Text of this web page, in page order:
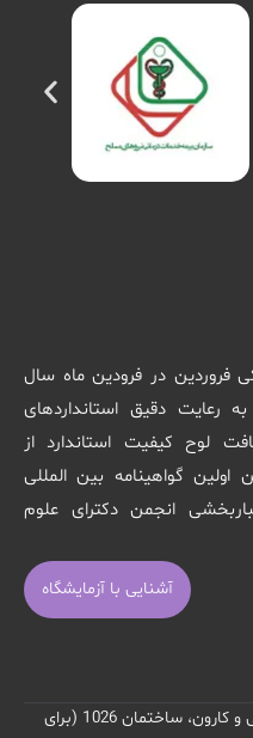
فروردین در فرودین ماه سال
به رعایت دقیق استانداردهای
لوح کیفیت استاندارد از
گواهینامه بین المللی
از نهاد اعتباربخشی انجمن دکترای علوم
آشنایی با آزمایشگاه
تهران، تقاطع خیابان امام خمینی و کارون، ساختمان 1026 (برای